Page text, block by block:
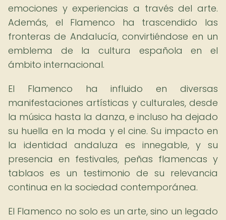
emociones y experiencias a través del arte.
Además, el Flamenco ha trascendido las
fronteras de Andalucía, convirtiéndose en un
emblema de la cultura española en el
ámbito internacional.
El Flamenco ha influido en diversas
manifestaciones artísticas y culturales, desde
la música hasta la danza, e incluso ha dejado
su huella en la moda y el cine. Su impacto en
la identidad andaluza es innegable, y su
presencia en festivales, peñas flamencas y
tablaos es un testimonio de su relevancia
continua en la sociedad contemporánea.
El Flamenco no solo es un arte, sino un legado